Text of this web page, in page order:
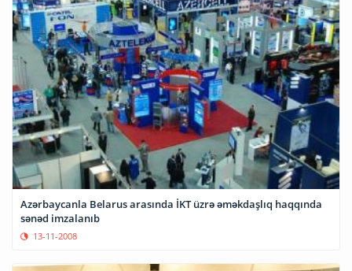
Azərbaycanla Belarus arasında İKT üzrə əməkdaşlıq haqqında
sənəd imzalanıb
13-11-2008